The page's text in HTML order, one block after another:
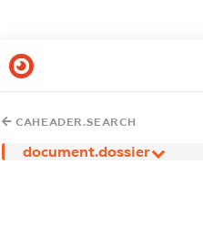
CAHEADER.SEARCH
document.dossier